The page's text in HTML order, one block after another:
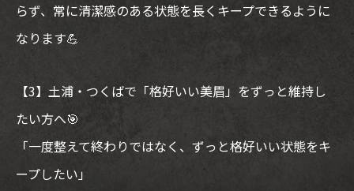
らず、常に清潔感のある状態を長くキープできるように
なります💪
【3】土浦・つくばで「格好いい美眉」をずっと維持し
たい方へ🎯
「一度整えて終わりではなく、ずっと格好いい状態をキ
ープしたい」